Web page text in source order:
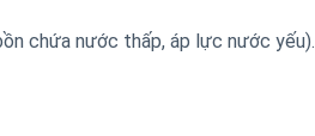
chứa nước thấp, áp lực nước yếu).